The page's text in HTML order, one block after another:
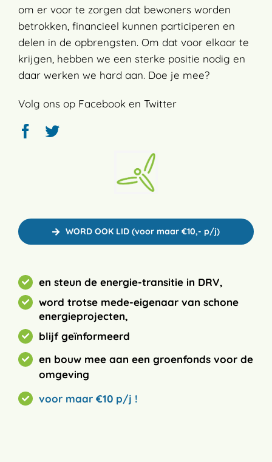
om er voor te zorgen dat bewoners worden
betrokken, financieel kunnen participeren en
delen in de opbrengsten. Om dat voor elkaar te
krijgen, hebben we een sterke positie nodig en
daar werken we hard aan. Doe je mee?
Volg ons op Facebook en Twitter
WORD OOK LID (voor maar €10,- p/j)
en steun de energie-transitie in DRV,
word trotse mede-eigenaar van schone
energieprojecten,
blijf geïnformeerd
en bouw mee aan een groenfonds voor de
omgeving
voor maar €10 p/j !